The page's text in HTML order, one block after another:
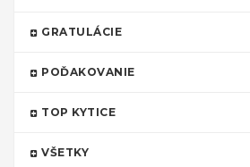
GRATULÁCIE
POĎAKOVANIE
TOP KYTICE
VŠETKY